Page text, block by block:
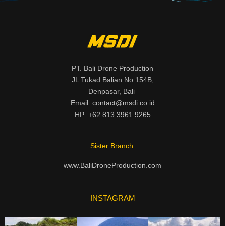
PT. Bali Drone Production
JL Tukad Balian No.154B,
Denpasar, Bali
Email: contact@msdi.co.id
HP: +62 813 3961 9265
Sister Branch:
www.BaliDroneProduction.com
INSTAGRAM